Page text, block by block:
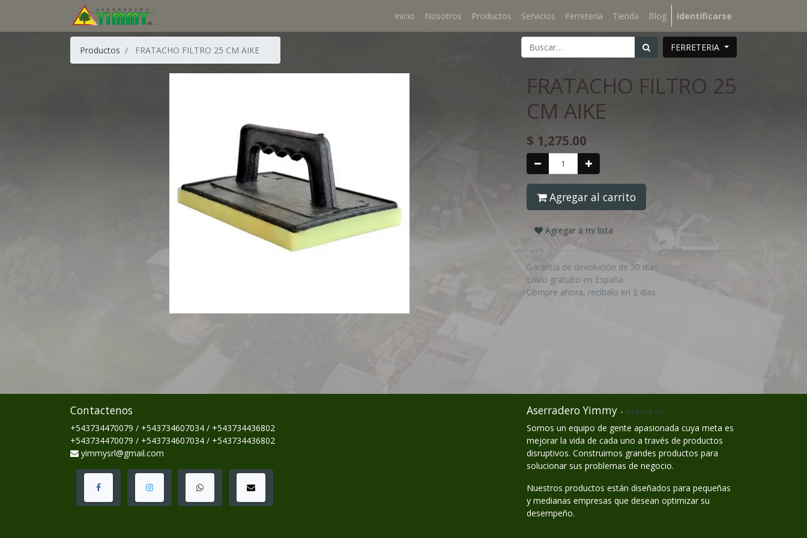
Inicio Nosotros Productos Servicios Ferretería Tienda Blog Identificarse
Productos FRATACHO FILTRO 25 CM AIKE FERRETERIA
FRATACHO FILTRO 25
CM AIKE
$ 1,275.00
Agregar al carrito
Agregar a mi lista
Garantía de devolución de 30 días
Envío gratuito en España
Compre ahora, recíbalo en 2 días.
Contactenos
+543734470079 / +543734607034 / +543734436802
+543734470079 / +543734607034 / +543734436802
yimmysrl@gmail.com
Aserradero Yimmy - Acerca de
Somos un equipo de gente apasionada cuya meta es
mejorar la vida de cada uno a través de productos
disruptivos. Construimos grandes productos para
solucionar sus problemas de negocio.
Nuestros productos están diseñados para pequeñas
y medianas empresas que desean optimizar su
desempeño.